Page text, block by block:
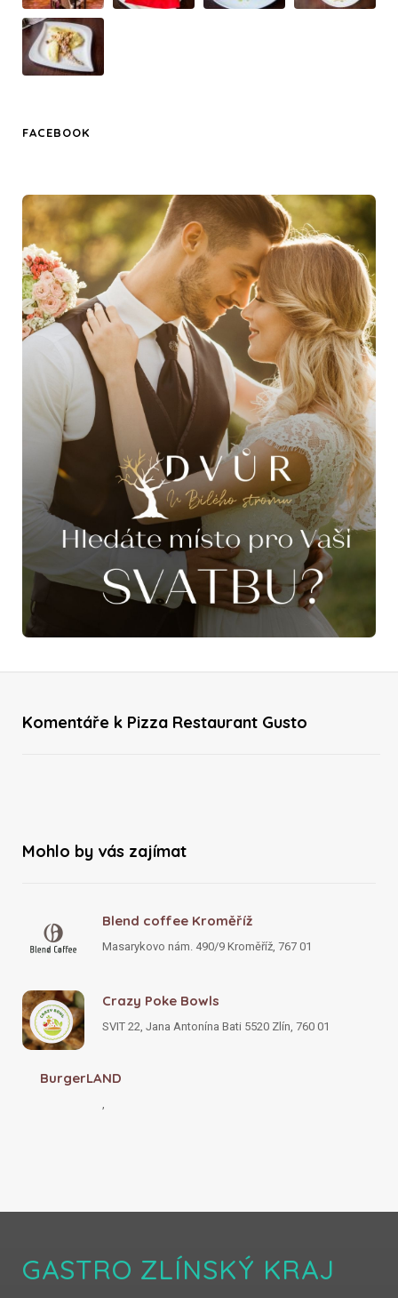
FACEBOOK
Komentáře k Pizza Restaurant Gusto
Mohlo by vás zajímat
Blend coffee Kroměříž
Masarykovo nám. 490/9 Kroměříž, 767 01
Crazy Poke Bowls
SVIT 22, Jana Antonína Bati 5520 Zlín, 760 01
BurgerLAND
GASTRO ZLÍNSKÝ KRAJ